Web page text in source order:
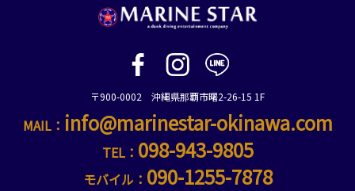
〒900-0002 沖縄県那覇市曙2-26-15 1F
MAIL： info@marinestar-okinawa.com
TEL： 098-943-9805
モバイル： 090-1255-7878